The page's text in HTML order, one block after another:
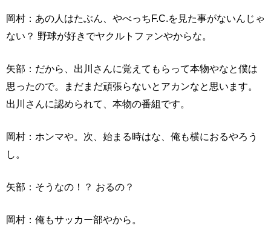
岡村：あの人はたぶん、やべっちF.C.を見た事がないんじゃ
ない？ 野球が好きでヤクルトファンやからな。
矢部：だから、出川さんに覚えてもらって本物やなと僕は
思ったので。まだまだ頑張らないとアカンなと思います。
出川さんに認められて、本物の番組です。
岡村：ホンマや。次、始まる時はな、俺も横におるやろう
し。
矢部：そうなの！？ おるの？
岡村：俺もサッカー部やから。